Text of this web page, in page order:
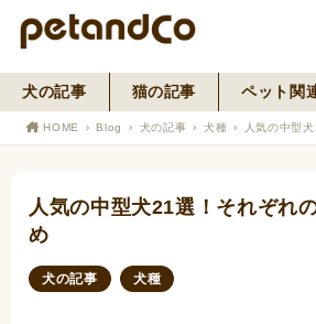
HOME
犬の記事 猫の記事 ペット関
HOME Blog 犬の記事 犬種 人気の中型
人気の中型犬21選！それぞれ
め
犬の記事 犬種